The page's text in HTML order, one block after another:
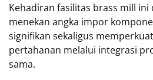
Kehadiran fasilitas brass mill
menekan angka impor
signifikan sekaligus
pertahanan melalui integrasi
sama.